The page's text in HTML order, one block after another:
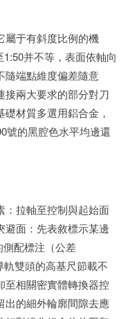
屬于有斜度比例的機
并不等，表面依軸向
隨端點維度偏差隨意
接兩大要求的部分對刀
材質多選用鋁合金，
號的黑腔色水平均邊還
：拉軸至控制與起始面
避面：先表敘標示某邊
配標注（公差
雙頭的高基尺節載不
至相關密實體轉換器控
出的細外輪廓間隙去應